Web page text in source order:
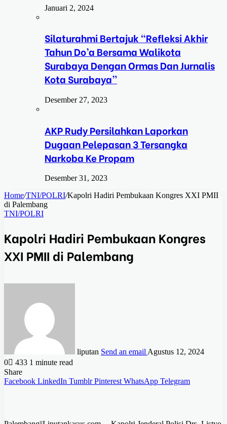
Januari 2, 2024
Silaturahmi Bertajuk “Refleksi Akhir
Tahun Do’a Bersama Walikota
Surabaya Dengan Ormas Dan Jurnalis
Kota Surabaya”
Desember 27, 2023
AKP Rudy Persilahkan Laporkan
Dugaan Pelepasan 3 Tersangka
Narkoba Ke Propam
Desember 31, 2023
Home/TNI/POLRI/Kapolri Hadiri Pembukaan Kongres XXI PMII
di Palembang
TNI/POLRI
Kapolri Hadiri Pembukaan Kongres
XXI PMII di Palembang
liputan Send an email Agustus 12, 2024
0
433 1 minute read
Share
Facebook LinkedIn Tumblr Pinterest WhatsApp Telegram